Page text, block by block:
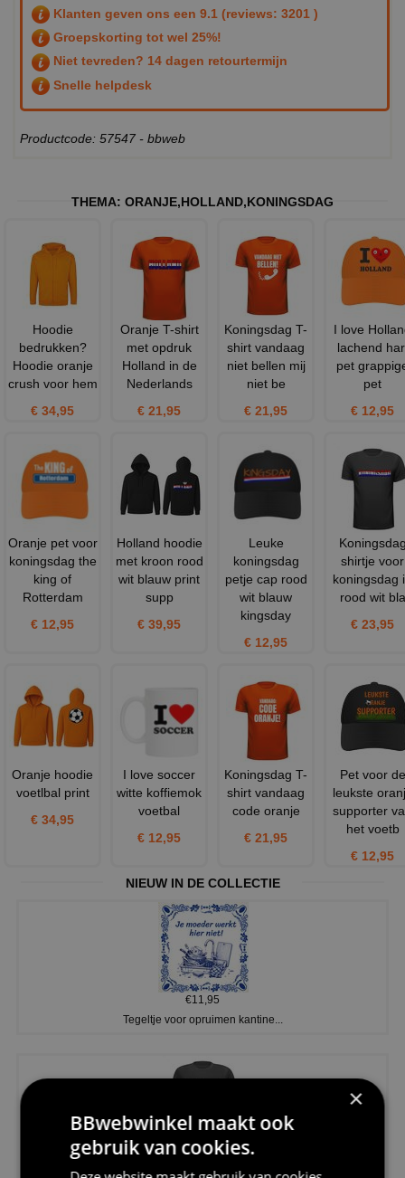
Klanten geven ons een 9.1 (reviews: 3201 )
Groepskorting tot wel 25%!
Niet tevreden? 14 dagen retourtermijn
Snelle helpdesk
Productcode: 57547 - bbweb
THEMA: ORANJE,HOLLAND,KONINGSDAG
Hoodie
bedrukken?
Hoodie oranje
crush voor hem
€ 34,95
Oranje T-shirt
met opdruk
Holland in de
Nederlands
€ 21,95
Koningsdag T-
shirt vandaag
niet bellen mij
niet be
€ 21,95
I love
lachend
pet
pet
€ 12,95
Oranje pet voor
koningsdag the
king of
Rotterdam
€ 12,95
Holland hoodie
met kroon rood
wit blauw print
supp
€ 39,95
Leuke
koningsdag
petje cap rood
wit blauw
kingsday
€ 12,95
shirtje voor
koningsdag
rood wit bla
€ 23,95
Oranje hoodie
voetlbal print
€ 34,95
I love soccer
witte koffiemok
voetbal
€ 12,95
Koningsdag T-
shirt vandaag
code oranje
€ 21,95
Pet voor de
leukste
supporter
het voetb
€ 12,95
NIEUW IN DE COLLECTIE
€11,95
Tegeltje voor opruimen kantine...
€20,95
Shirtje de koek is nog niet op...
×
BBwebwinkel maakt ook
gebruik van cookies.